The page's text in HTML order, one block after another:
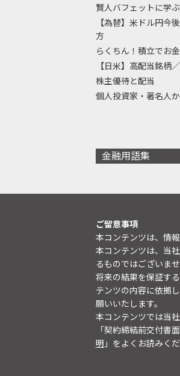
賢人バフェットに学ぶ
【為替】米ドル円今
方
らくちん！積立でお
【日米】高配当銘柄
株主優待と配当
個人投資家・著名人
金融用語集
ご留意事項
本コンテンツは、情
本コンテンツは、当
るものではございま
将来の結果を保証す
テンツの内容に依拠
願いいたします。
本コンテンツでは当
「契約締結前交付書
明 」をよくお読みくだ